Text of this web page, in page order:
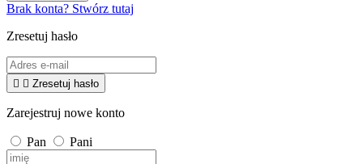
Brak konta? Stwórz tutaj
Zresetuj hasło
  Zresetuj hasło
Zarejestruj nowe konto
Pan Pani